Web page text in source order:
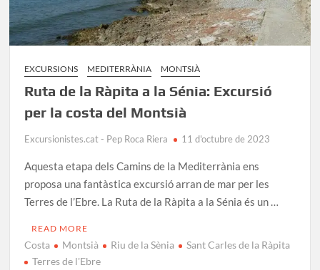
EXCURSIONS MEDITERRÀNIA MONTSIÀ
Ruta de la Ràpita a la Sénia: Excursió
per la costa del Montsià
Excursionistes.cat - Pep Roca Riera 11 d'octubre de 2023
Aquesta etapa dels Camins de la Mediterrània ens
proposa una fantàstica excursió arran de mar per les
Terres de l’Ebre. La Ruta de la Ràpita a la Sénia és un …
READ MORE
Costa Montsià Riu de la Sènia
Sant Carles de la Ràpita
Terres de l'Ebre